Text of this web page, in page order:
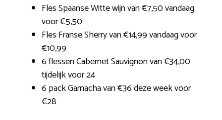
Fles Spaanse Witte wijn van €7,50 vandaag
voor €5,50
Fles Franse Sherry van €14,99 vandaag voor
€10,99
6 flessen Cabernet Sauvignon van €34,00
tijdelijk voor 24
6 pack Garnacha van €36 deze week voor
€28